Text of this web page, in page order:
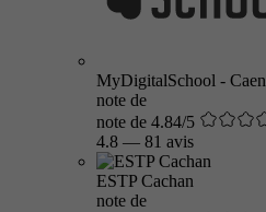
MyDigitalSchool - Caen
note de
note de 4.84/5
4.8 — 81 avis
ESTP Cachan
note de